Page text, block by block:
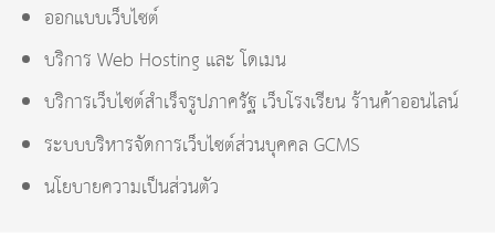
ออกแบบเว็บไซต์
บริการ Web Hosting และ โดเมน
บริการเว็บไซต์สำเร็จรูปภาครัฐ เว็บโรงเรียน ร้านค้าออนไลน์
ระบบบริหารจัดการเว็บไซต์ส่วนบุคคล GCMS
นโยบายความเป็นส่วนตัว